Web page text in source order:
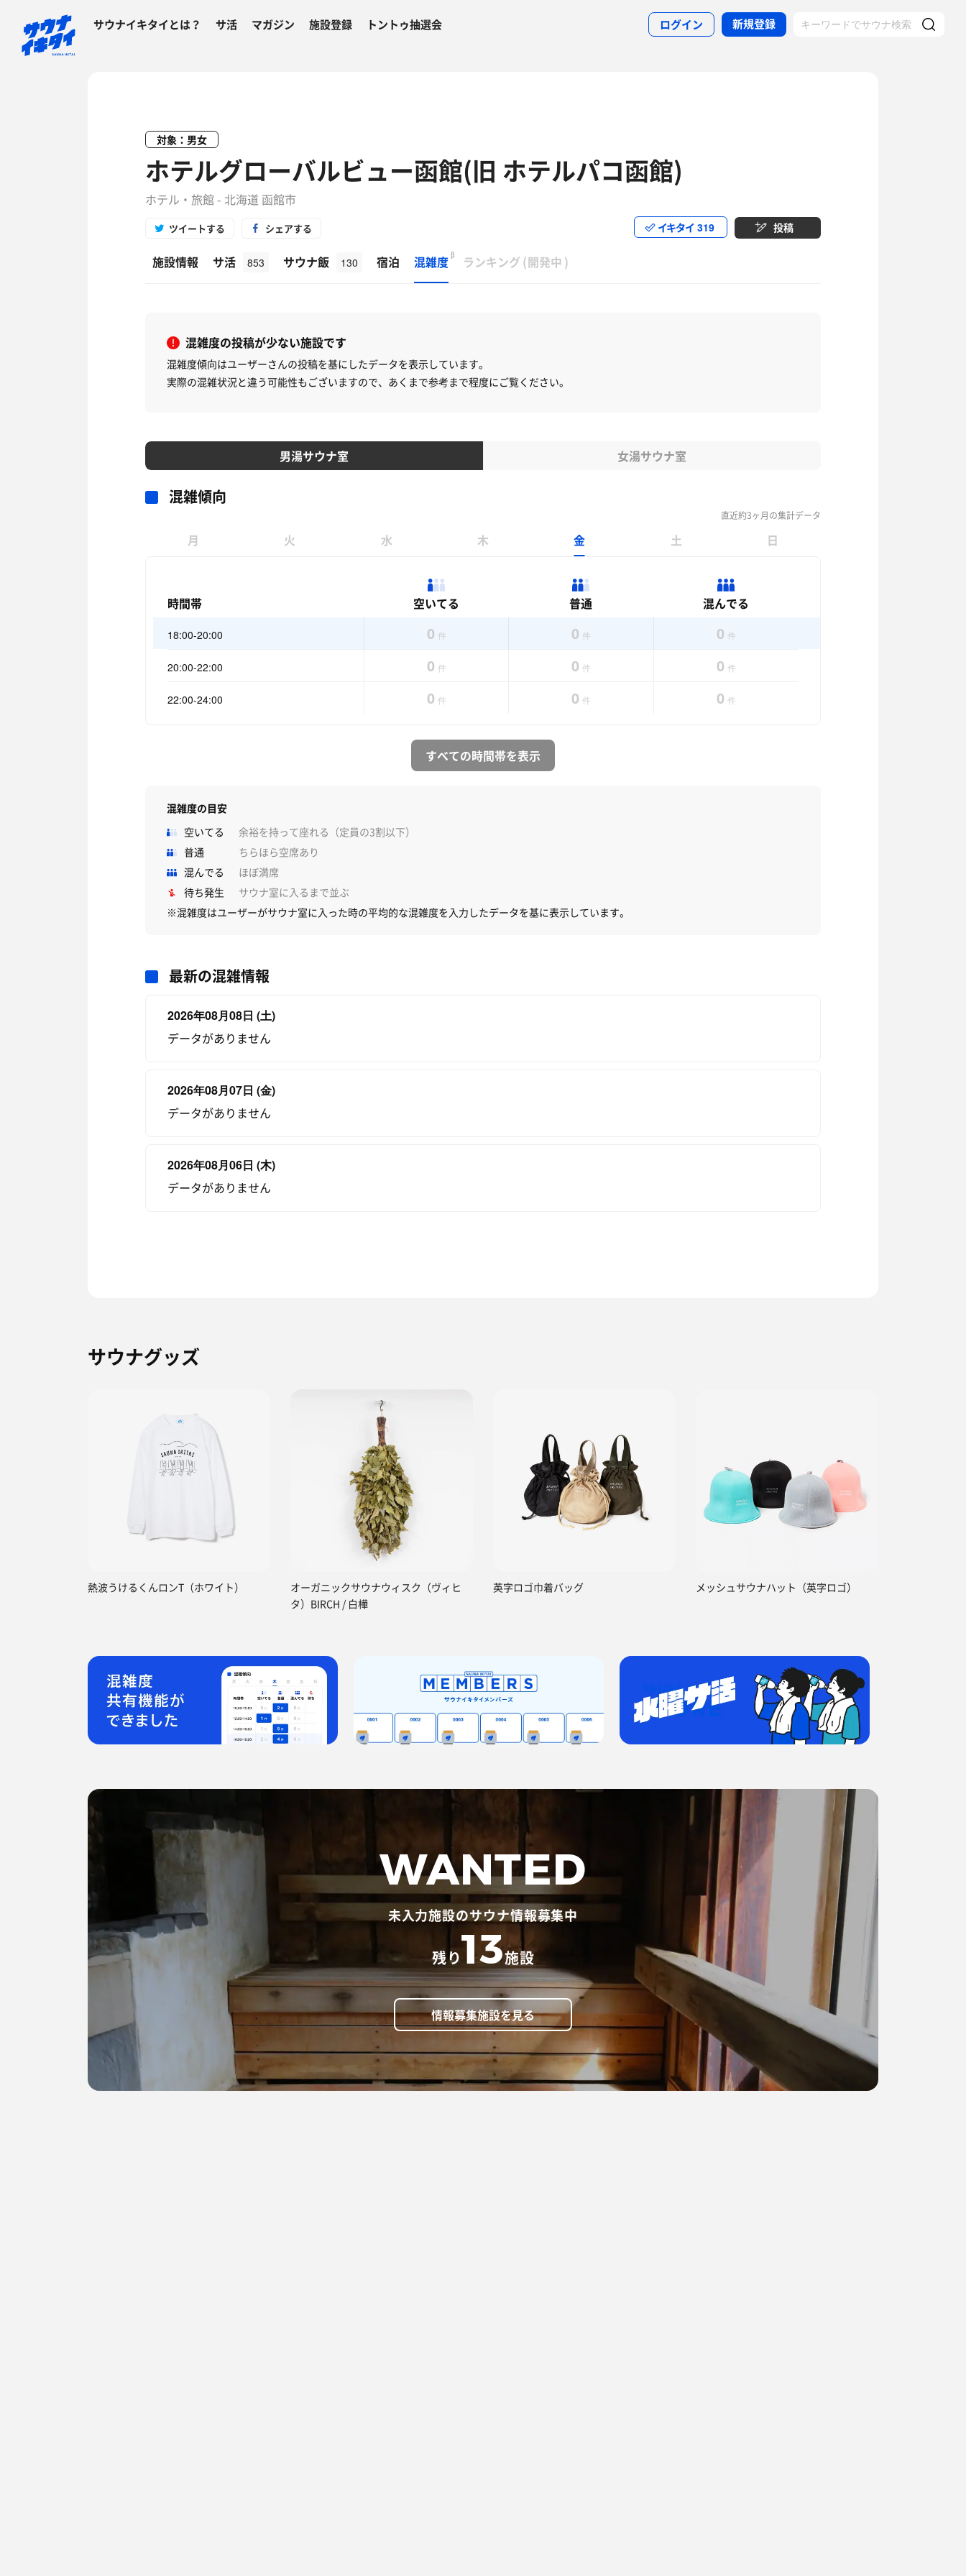
サウナイキタイとは？ サ活 マガジン 施設登録 トントゥ抽選会 ログイン 新規登録
対象：男女
ホテルグローバルビュー函館(旧 ホテルパコ函館)
ホテル・旅館 - 北海道 函館市
ツイートする シェアする イキタイ 319 投稿
施設情報 サ活 853 サウナ飯 130 宿泊 混雑度 β ランキング (開発中 )
混雑度の投稿が少ない施設です
混雑度傾向はユーザーさんの投稿を基にしたデータを表示しています。
実際の混雑状況と違う可能性もございますので、あくまで参考まで程度にご覧ください。
男湯サウナ室 女湯サウナ室
混雑傾向
直近約3ヶ月の集計データ
月 火 水 木 金 土 日
時間帯 空いてる 普通 混んでる
18:00-20:00 0 件 0 件 0 件
20:00-22:00 0 件 0 件 0 件
22:00-24:00 0 件 0 件 0 件
すべての時間帯を表示
混雑度の目安
空いてる
余裕を持って座れる（定員の3割以下）
普通
ちらほら空席あり
混んでる
ほぼ満席
待ち発生
サウナ室に入るまで並ぶ
※混雑度はユーザーがサウナ室に入った時の平均的な混雑度を入力したデータを基に表示しています。
最新の混雑情報
2026年08月08日 (土)
データがありません
2026年08月07日 (金)
データがありません
2026年08月06日 (木)
データがありません
サウナグッズ
熱波うけるくんロンT（ホワイト）
オーガニックサウナウィスク（ヴィヒ
タ）BIRCH / 白樺
英字ロゴ巾着バッグ メッシュサウナハット（英字ロゴ）
WANTED
未入力施設のサウナ情報募集中
残り13施設
情報募集施設を見る